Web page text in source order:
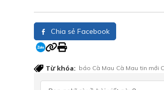
Chia sẻ Facebook
Từ khóa: báo Cà Mau Cà Mau tin mới